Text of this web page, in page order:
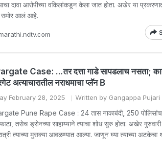
दावा आरोपीच्या वकिलांकडून केला जात होता. अखेर या
समोर आलं आहे.
Case: ...तर दत्ता गाडे सापडलाच नसता;
अत्याचारातील नराधमाचा प्लॅन B
February 28, 2025 Written by Gangappa Pujari
Pune Rape Case : 24 तास नाकाबंदी, 250
तसेच ड्रोनच्या साहाय्याने त्याचा शोध सुरु होता. अखेर गुरुवारी
त्याच्या मुसक्या आवळण्यात आल्या. जाणून घ्या त्याच्या अटकेचा